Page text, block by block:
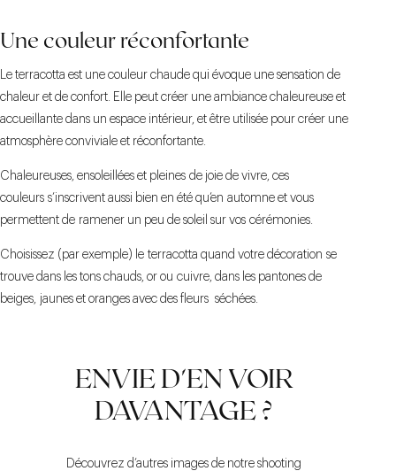
Une couleur réconfortante
Le terracotta est une couleur chaude qui évoque une sensation de
chaleur et de confort. Elle peut créer une ambiance chaleureuse et
accueillante dans un espace intérieur, et être utilisée pour créer une
atmosphère conviviale et réconfortante.
Chaleureuses, ensoleillées et pleines de joie de vivre, ces
couleurs s’inscrivent aussi bien en été qu’en automne et vous
permettent de ramener un peu de soleil sur vos cérémonies.
Choisissez (par exemple) le terracotta quand votre décoration se
trouve dans les tons chauds, or ou cuivre, dans les pantones de
beiges, jaunes et oranges avec des fleurs séchées.
ENVIE D'EN VOIR
DAVANTAGE ?
Découvrez d’autres images de notre shooting